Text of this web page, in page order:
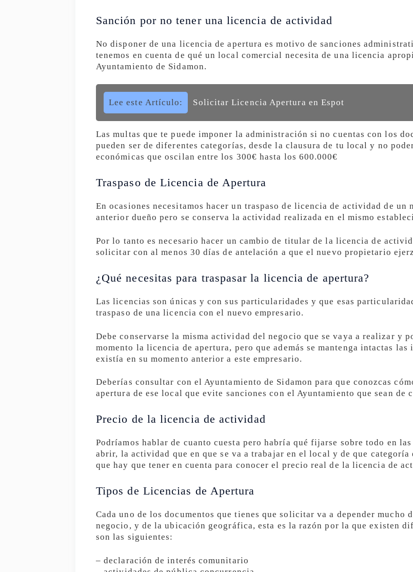
Sanción por no tener una licencia de actividad
No disponer de una licencia de apertura es motivo de sanciones
tenemos en cuenta de qué un local comercial necesita de una licencia
Ayuntamiento de Sidamon.
Lee este Artículo: Solicitar Licencia Apertura en Espot
Las multas que te puede imponer la administración si no cuentas con los
pueden ser de diferentes categorías, desde la clausura de tu local y no
económicas que oscilan entre los 300€ hasta los 600.000€
Traspaso de Licencia de Apertura
En ocasiones necesitamos hacer un traspaso de licencia de actividad de
anterior dueño pero se conserva la actividad realizada en el mismo
Por lo tanto es necesario hacer un cambio de titular de la licencia de
solicitar con al menos 30 días de antelación a que el nuevo propietario
¿Qué necesitas para traspasar la licencia de apertura?
Las licencias son únicas y con sus particularidades y que esas
traspaso de una licencia con el nuevo empresario.
Debe conservarse la misma actividad del negocio que se vaya a realizar y
momento la licencia de apertura, pero que además se mantenga intactas
existía en su momento anterior a este empresario.
Deberías consultar con el Ayuntamiento de Sidamon para que conozcas
apertura de ese local que evite sanciones con el Ayuntamiento que sean de
Precio de la licencia de actividad
Podríamos hablar de cuanto cuesta pero habría qué fijarse sobre todo en
abrir, la actividad que en que se va a trabajar en el local y de que
que hay que tener en cuenta para conocer el precio real de la licencia de
Tipos de Licencias de Apertura
Cada uno de los documentos que tienes que solicitar va a depender
negocio, y de la ubicación geográfica, esta es la razón por la que existen
son las siguientes:
– declaración de interés comunitario